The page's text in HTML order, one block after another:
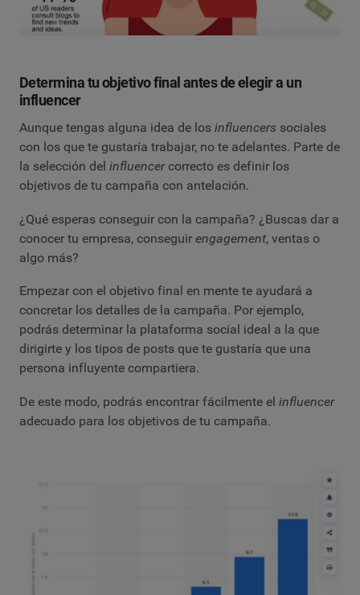
Determina tu objetivo final antes de elegir a un
influencer
Aunque tengas alguna idea de los influencers sociales
con los que te gustaría trabajar, no te adelantes. Parte de
la selección del influencer correcto es definir los
objetivos de tu campaña con antelación.
¿Qué esperas conseguir con la campaña? ¿Buscas dar a
conocer tu empresa, conseguir engagement, ventas o
algo más?
Empezar con el objetivo final en mente te ayudará a
concretar los detalles de la campaña. Por ejemplo,
podrás determinar la plataforma social ideal a la que
dirigirte y los tipos de posts que te gustaría que una
persona influyente compartiera.
De este modo, podrás encontrar fácilmente el influencer
adecuado para los objetivos de tu campaña.